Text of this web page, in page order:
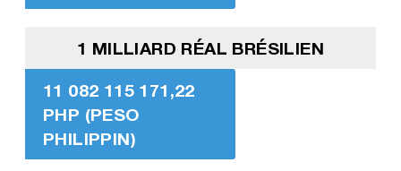
1 MILLIARD RÉAL BRÉSILIEN
11 082 115 171,22
PHP (PESO
PHILIPPIN)